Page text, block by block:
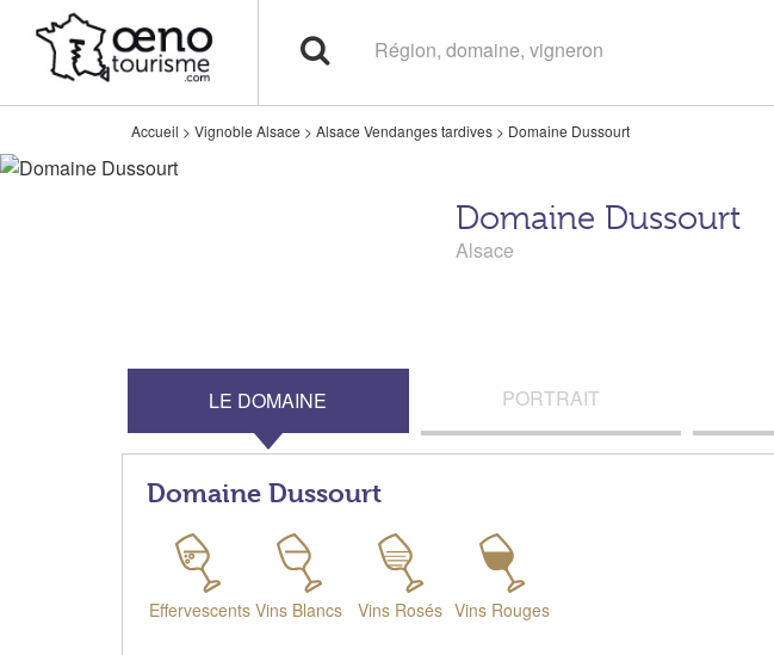
Accueil > Vignoble Alsace > Alsace Vendanges tardives > Domaine Dussourt
Domaine Dussourt
Alsace
LE DOMAINE PORTRAIT
Domaine Dussourt
Effervescents Vins Blancs Vins Rosés Vins Rouges